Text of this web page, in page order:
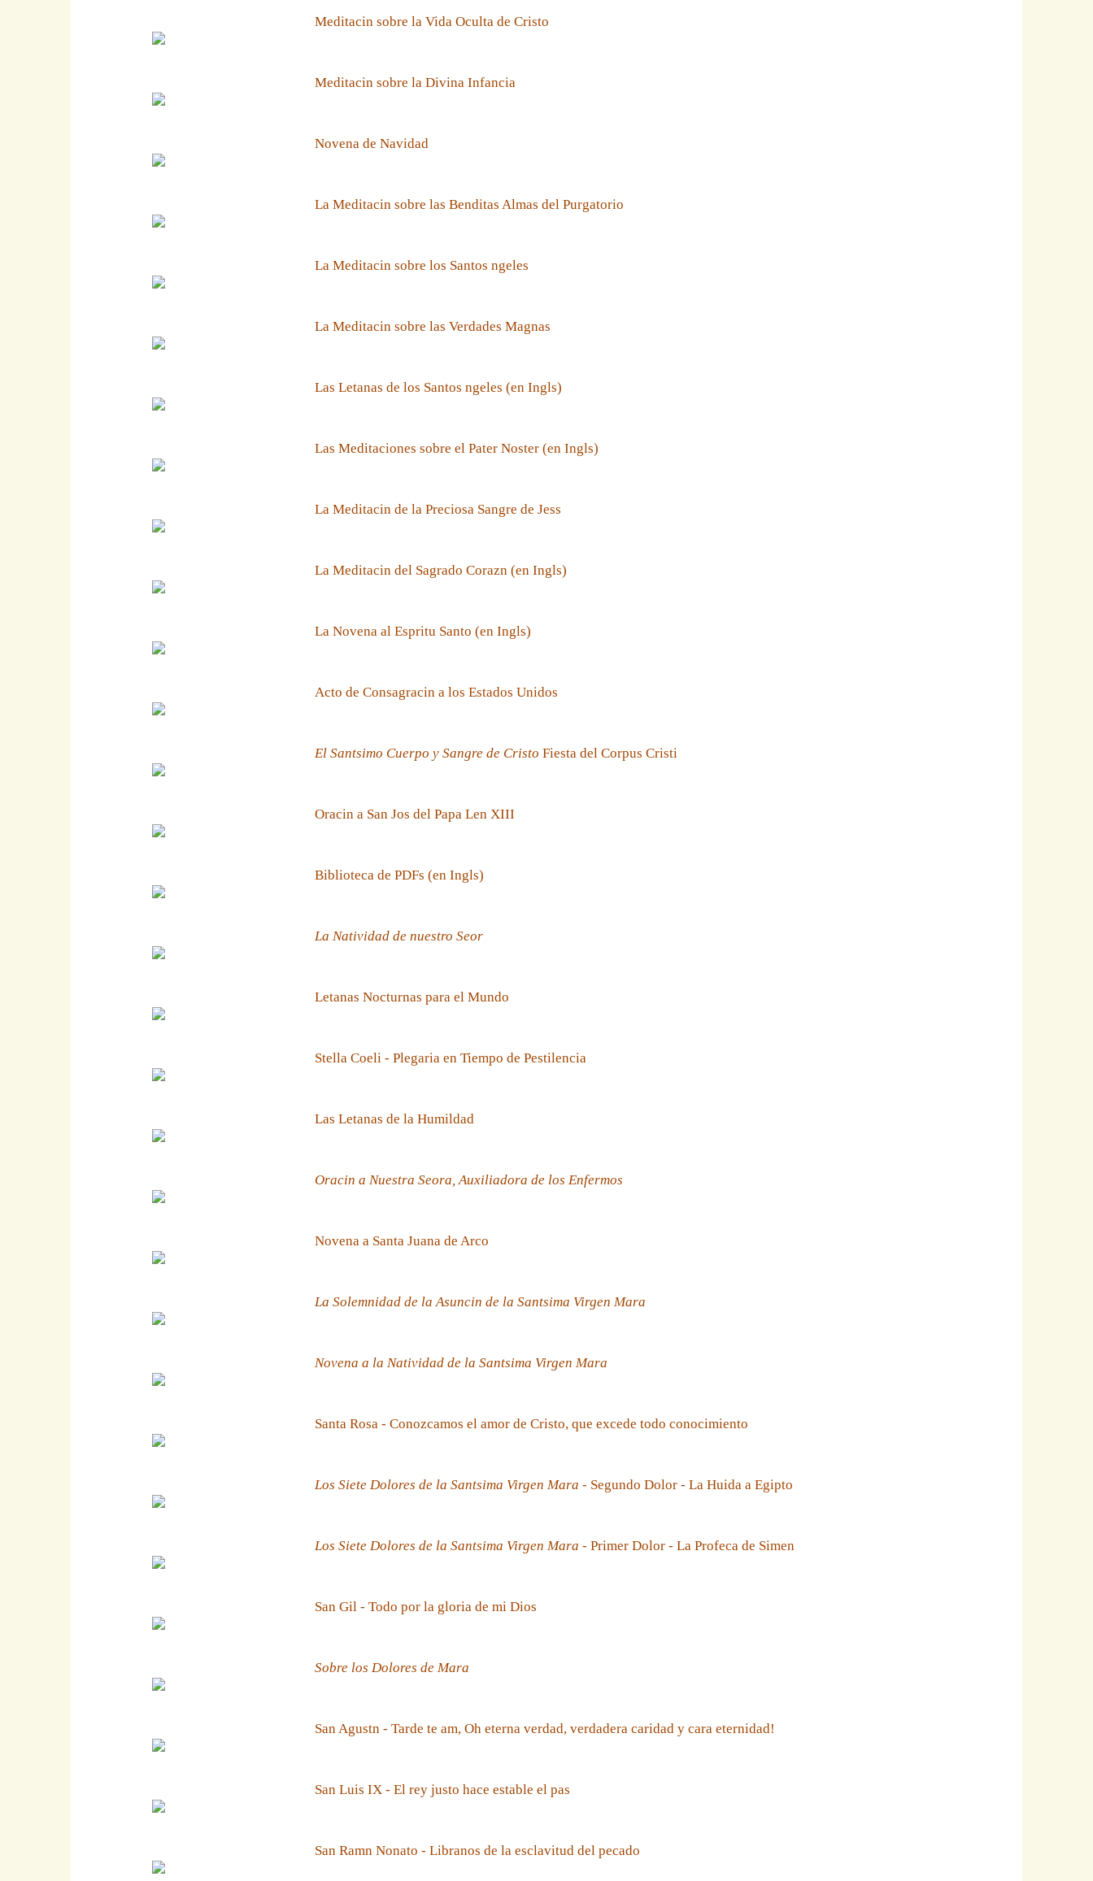
Meditacin sobre la Vida Oculta de Cristo
Meditacin sobre la Divina Infancia
Novena de Navidad
La Meditacin sobre las Benditas Almas del Purgatorio
La Meditacin sobre los Santos ngeles
La Meditacin sobre las Verdades Magnas
Las Letanas de los Santos ngeles (en Ingls)
Las Meditaciones sobre el Pater Noster (en Ingls)
La Meditacin de la Preciosa Sangre de Jess
La Meditacin del Sagrado Corazn (en Ingls)
La Novena al Espritu Santo (en Ingls)
Acto de Consagracin a los Estados Unidos
El Santsimo Cuerpo y Sangre de Cristo Fiesta del Corpus Cristi
Oracin a San Jos del Papa Len XIII
Biblioteca de PDFs (en Ingls)
La Natividad de nuestro Seor
Letanas Nocturnas para el Mundo
Stella Coeli - Plegaria en Tiempo de Pestilencia
Las Letanas de la Humildad
Oracin a Nuestra Seora, Auxiliadora de los Enfermos
Novena a Santa Juana de Arco
La Solemnidad de la Asuncin de la Santsima Virgen Mara
Novena a la Natividad de la Santsima Virgen Mara
Santa Rosa - Conozcamos el amor de Cristo, que excede todo conocimiento
Los Siete Dolores de la Santsima Virgen Mara - Segundo Dolor - La Huida a Egipto
Los Siete Dolores de la Santsima Virgen Mara - Primer Dolor - La Profeca de Simen
San Gil - Todo por la gloria de mi Dios
Sobre los Dolores de Mara
San Agustn - Tarde te am, Oh eterna verdad, verdadera caridad y cara eternidad!
San Luis IX - El rey justo hace estable el pas
San Ramn Nonato - Libranos de la esclavitud del pecado